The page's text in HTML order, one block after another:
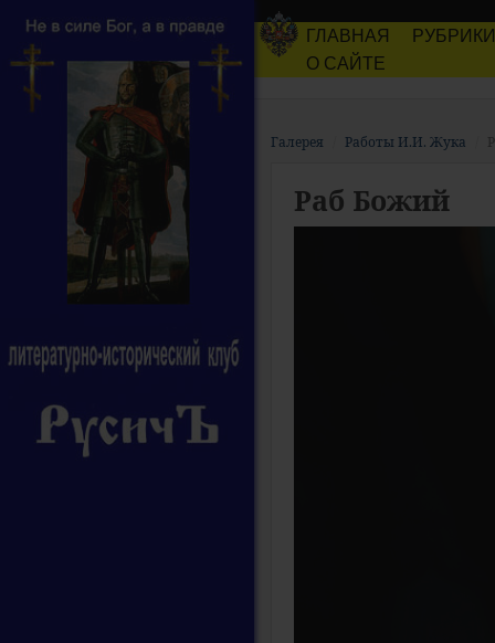
ГЛАВНАЯ
РУБРИКИ
О САЙТЕ
Галерея Работы И.И. Жука
Раб Божий